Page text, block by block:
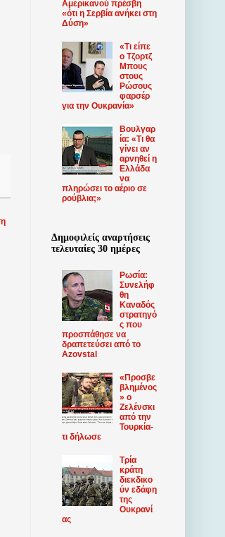
Αμερικανού πρέσβη
«ότι η Σερβία ανήκει στη
Δύση»
«Τι είπε
ο Τζορτζ
Μπους
στους
Ρώσους
φαρσέρ
για την Ουκρανία»
Βουλγαρ
ία: «Τι θα
γίνει αν
αρνηθεί η
Ελλάδα
να
πληρώσει το αέριο σε
ρούβλια;»
Δημοφιλείς αναρτήσεις
τελευταίες 30 ημέρες
Ρωσία:
Συνελήφ
θη
Καναδός
στρατηγό
ς που
προσπάθησε να
δραπετεύσει από το
Azovstal
«Προσβε
βλημένος
» ο
Ζελένσκι
από την
Τουρκία-
τι δήλωσε
Τρία
κράτη
διεκδικο
ύν εδάφη
της
Ουκρανί
ας